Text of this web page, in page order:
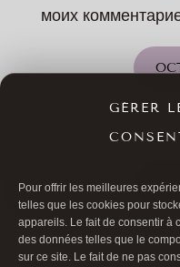
GÉRER
Pour offrir les meilleures
telles que les cookies pour
appareils. Le fait de consentir à
des données telles que le
sur ce site. Le fait de ne pas
моих